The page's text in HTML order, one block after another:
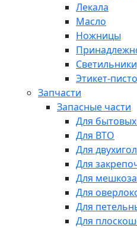
Лекала
Масло
Ножницы
Этикет-
Запчасти
Запасные части
Для
Для ВТО
Для
Для
Для
Для
Для
Для